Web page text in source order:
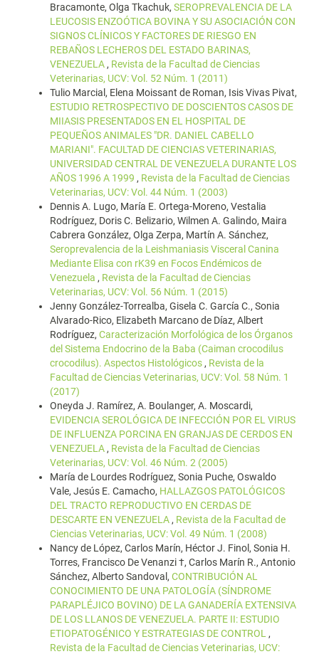
Bracamonte, Olga Tkachuk, SEROPREVALENCIA DE LA
LEUCOSIS ENZOÓTICA BOVINA Y SU ASOCIACIÓN CON
SIGNOS CLÍNICOS Y FACTORES DE RIESGO EN
REBAÑOS LECHEROS DEL ESTADO BARINAS,
VENEZUELA , Revista de la Facultad de Ciencias
Veterinarias, UCV: Vol. 52 Núm. 1 (2011)
Tulio Marcial, Elena Moissant de Roman, Isis Vivas Pivat,
ESTUDIO RETROSPECTIVO DE DOSCIENTOS CASOS DE
MIIASIS PRESENTADOS EN EL HOSPITAL DE
PEQUEÑOS ANIMALES "DR. DANIEL CABELLO
MARIANI". FACULTAD DE CIENCIAS VETERINARIAS,
UNIVERSIDAD CENTRAL DE VENEZUELA DURANTE LOS
AÑOS 1996 A 1999 , Revista de la Facultad de Ciencias
Veterinarias, UCV: Vol. 44 Núm. 1 (2003)
Dennis A. Lugo, María E. Ortega-Moreno, Vestalia
Rodríguez, Doris C. Belizario, Wilmen A. Galindo, Maira
Cabrera González, Olga Zerpa, Martín A. Sánchez,
Seroprevalencia de la Leishmaniasis Visceral Canina
Mediante Elisa con rK39 en Focos Endémicos de
Venezuela , Revista de la Facultad de Ciencias
Veterinarias, UCV: Vol. 56 Núm. 1 (2015)
Jenny González-Torrealba, Gisela C. García C., Sonia
Alvarado-Rico, Elizabeth Marcano de Díaz, Albert
Rodríguez, Caracterización Morfológica de los Órganos
del Sistema Endocrino de la Baba (Caiman crocodilus
crocodilus). Aspectos Histológicos , Revista de la
Facultad de Ciencias Veterinarias, UCV: Vol. 58 Núm. 1
(2017)
Oneyda J. Ramírez, A. Boulanger, A. Moscardi,
EVIDENCIA SEROLÓGICA DE INFECCIÓN POR EL VIRUS
DE INFLUENZA PORCINA EN GRANJAS DE CERDOS EN
VENEZUELA , Revista de la Facultad de Ciencias
Veterinarias, UCV: Vol. 46 Núm. 2 (2005)
María de Lourdes Rodríguez, Sonia Puche, Oswaldo
Vale, Jesús E. Camacho, HALLAZGOS PATOLÓGICOS
DEL TRACTO REPRODUCTIVO EN CERDAS DE
DESCARTE EN VENEZUELA , Revista de la Facultad de
Ciencias Veterinarias, UCV: Vol. 49 Núm. 1 (2008)
Nancy de López, Carlos Marín, Héctor J. Finol, Sonia H.
Torres, Francisco De Venanzi †, Carlos Marín R., Antonio
Sánchez, Alberto Sandoval, CONTRIBUCIÓN AL
CONOCIMIENTO DE UNA PATOLOGÍA (SÍNDROME
PARAPLÉJICO BOVINO) DE LA GANADERÍA EXTENSIVA
DE LOS LLANOS DE VENEZUELA. PARTE II: ESTUDIO
ETIOPATOGÉNICO Y ESTRATEGIAS DE CONTROL ,
Revista de la Facultad de Ciencias Veterinarias, UCV: